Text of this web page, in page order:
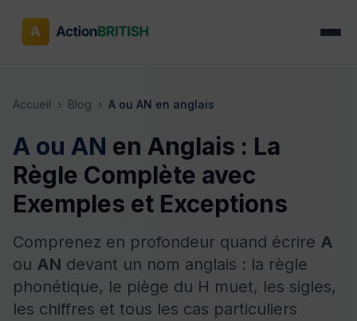
Accueil › Blog › A ou AN en anglais
A ou AN en Anglais : La
Règle Complète avec
Exemples et Exceptions
Comprenez en profondeur quand écrire A
ou AN devant un nom anglais : la règle
phonétique, le piège du H muet, les sigles,
les chiffres et tous les cas particuliers